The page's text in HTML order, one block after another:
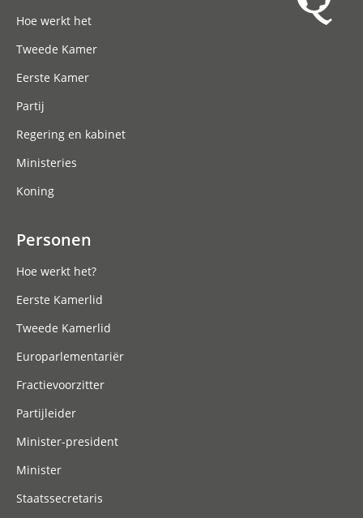
Hoe werkt het
Tweede Kamer
Eerste Kamer
Partij
Regering en kabinet
Ministeries
Koning
Personen
Hoe werkt het?
Eerste Kamerlid
Tweede Kamerlid
Europarlementariër
Fractievoorzitter
Partijleider
Minister-president
Minister
Staatssecretaris